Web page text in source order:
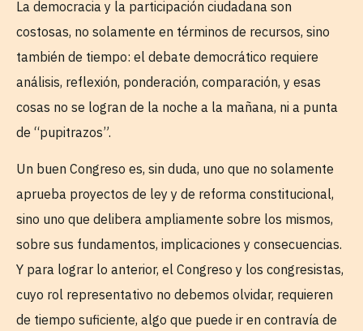
La democracia y la participación ciudadana son
costosas, no solamente en términos de recursos, sino
también de tiempo: el debate democrático requiere
análisis, reflexión, ponderación, comparación, y esas
cosas no se logran de la noche a la mañana, ni a punta
de “pupitrazos”.
Un buen Congreso es, sin duda, uno que no solamente
aprueba proyectos de ley y de reforma constitucional,
sino uno que delibera ampliamente sobre los mismos,
sobre sus fundamentos, implicaciones y consecuencias.
Y para lograr lo anterior, el Congreso y los congresistas,
cuyo rol representativo no debemos olvidar, requieren
de tiempo suficiente, algo que puede ir en contravía de